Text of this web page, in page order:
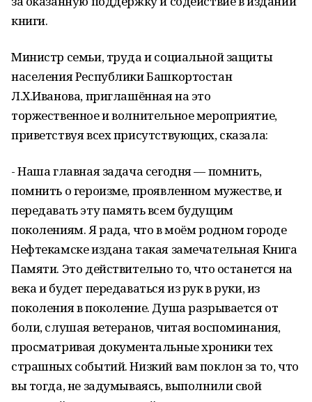
книги.
Министр семьи, труда и социальной защиты
населения Республики Башкортостан
Л.Х.Иванова, приглашённая на это
торжественное и волнительное мероприятие,
приветствуя всех присутствующих, сказала:
- Наша главная задача сегодня — помнить,
помнить о героизме, проявленном мужестве, и
передавать эту память всем будущим
поколениям. Я рада, что в моём родном городе
Нефтекамске издана такая замечательная Книга
Памяти. Это действительно то, что останется на
века и будет передаваться из рук в руки, из
поколения в поколение. Душа разрывается от
боли, слушая ветеранов, читая воспоминания,
просматривая документальные хроники тех
страшных событий. Низкий вам поклон за то, что
вы тогда, не задумываясь, выполнили свой